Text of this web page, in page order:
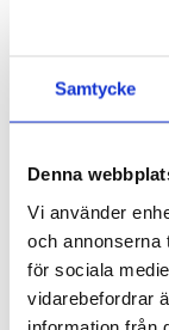
Samtycke
Denna
Vi använder
och annonserna
för sociala
vidarebefordrar
information från
- Lätt ABS-hölje -
spårvagnar utan att
promenader till
fäst sedan snöret runt
långa videosamtal
Varför den här
K-801 kombinerar
laddning i en kompakt
minskar beroendet av
displayen tar bort alla
resklar pryl för både
stadsboenden.